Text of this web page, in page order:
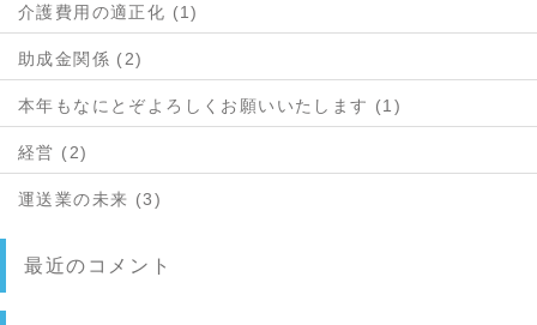
介護費用の適正化 (1)
助成金関係 (2)
本年もなにとぞよろしくお願いいたします (1)
経営 (2)
運送業の未来 (3)
最近のコメント